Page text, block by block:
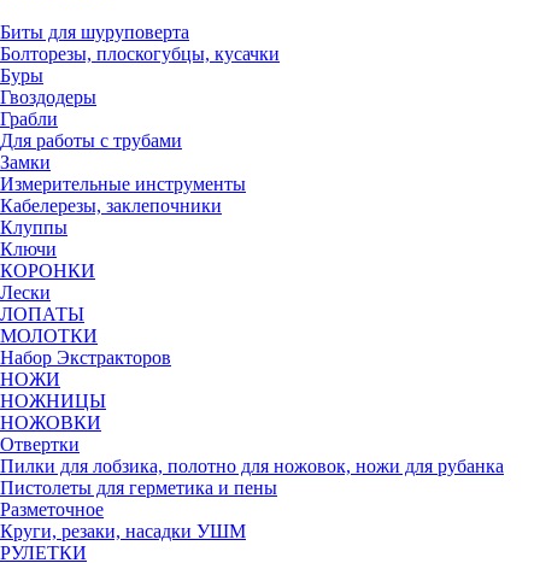
Биты для шуруповерта
Болторезы, плоскогубцы, кусачки
Буры
Гвоздодеры
Грабли
Для работы с трубами
Замки
Измерительные инструменты
Кабелерезы, заклепочники
Клуппы
Ключи
КОРОНКИ
Лески
ЛОПАТЫ
МОЛОТКИ
Набор Экстракторов
НОЖИ
НОЖНИЦЫ
НОЖОВКИ
Отвертки
Пилки для лобзика, полотно для ножовок, ножи для рубанка
Пистолеты для герметика и пены
Разметочное
Круги, резаки, насадки УШМ
РУЛЕТКИ